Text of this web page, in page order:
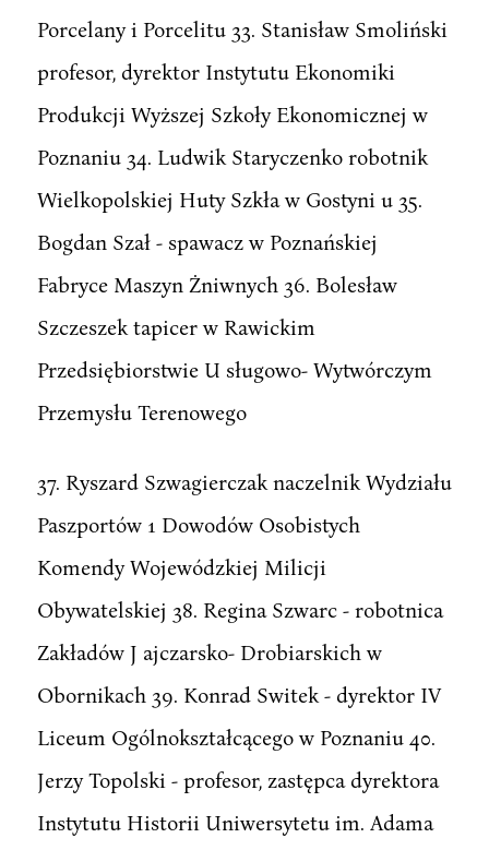
Porcelany i Porcelitu 33. Stanisław Smoliński
profesor, dyrektor Instytutu Ekonomiki
Produkcji Wyższej Szkoły Ekonomicznej w
Poznaniu 34. Ludwik Staryczenko robotnik
Wielkopolskiej Huty Szkła w Gostyni u 35.
Bogdan Szał - spawacz w Poznańskiej
Fabryce Maszyn Żniwnych 36. Bolesław
Szczeszek tapicer w Rawickim
Przedsiębiorstwie U sługowo- Wytwórczym
Przemysłu Terenowego
37. Ryszard Szwagierczak naczelnik Wydziału
Paszportów 1 Dowodów Osobistych
Komendy Wojewódzkiej Milicji
Obywatelskiej 38. Regina Szwarc - robotnica
Zakładów J ajczarsko- Drobiarskich w
Obornikach 39. Konrad Switek - dyrektor IV
Liceum Ogólnokształcącego w Poznaniu 40.
Jerzy Topolski - profesor, zastępca dyrektora
Instytutu Historii Uniwersytetu im. Adama